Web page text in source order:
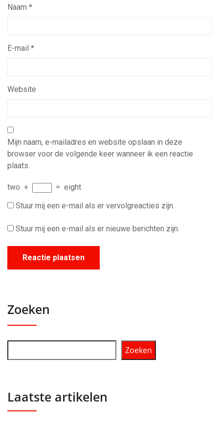
Naam *
E-mail *
Website
Mijn naam, e-mailadres en website opslaan in deze
browser voor de volgende keer wanneer ik een reactie
plaats.
two + = eight
Stuur mij een e-mail als er vervolgreacties zijn.
Stuur mij een e-mail als er nieuwe berichten zijn.
Zoeken
Zoeken
Laatste artikelen